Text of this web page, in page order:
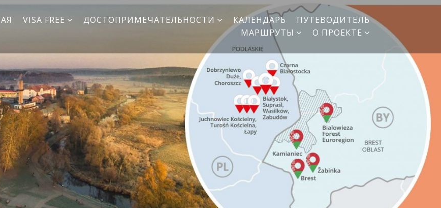
VISA FREE ДОСТОПРИМЕЧАТЕЛЬНОСТИ КАЛЕНДАРЬ
ПУТЕВОДИТЕЛЬ
МАРШРУТЫ
О ПРОЕКТЕ